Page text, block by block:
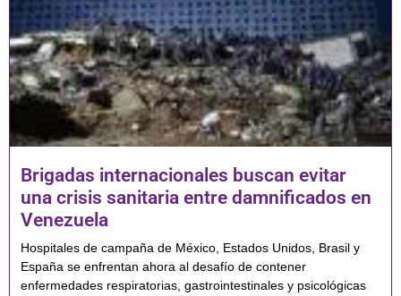
Brigadas internacionales buscan evitar
una crisis sanitaria entre damnificados en
Venezuela
Hospitales de campaña de México, Estados Unidos, Brasil y
España se enfrentan ahora al desafío de contener
enfermedades respiratorias, gastrointestinales y psicológicas